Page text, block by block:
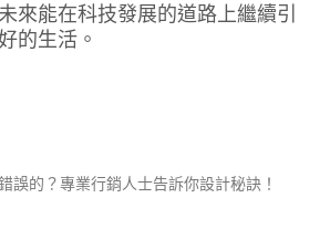
來能在科技發展的道路上繼續引
的生活。
誤的？專業行銷人士告訴你設計秘訣！